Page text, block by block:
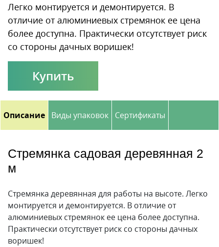
Легко монтируется и демонтируется. В
отличие от алюминиевых стремянок ее цена
более доступна. Практически отсутствует риск
со стороны дачных воришек!
Купить
Описание Виды упаковок Сертификаты
Стремянка садовая деревянная 2
м
Стремянка деревянная для работы на высоте. Легко
монтируется и демонтируется. В отличие от
алюминиевых стремянок ее цена более доступна.
Практически отсутствует риск со стороны дачных
воришек!